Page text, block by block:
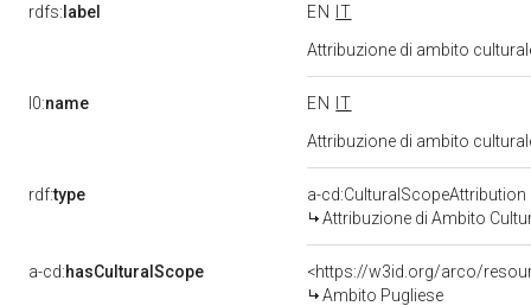
rdfs: label EN
IT
Attribuzione di ambito
l0:name EN
IT
Attribuzione di ambito
rdf:type
a-cd:CulturalScopeAttribution
Attribuzione di Ambito
a-cd:hasCulturalScope
<https://w3id.org/arco/
Ambito Pugliese